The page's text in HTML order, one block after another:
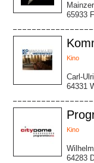
65933
Kino
Carl-
64331
Kino
64283